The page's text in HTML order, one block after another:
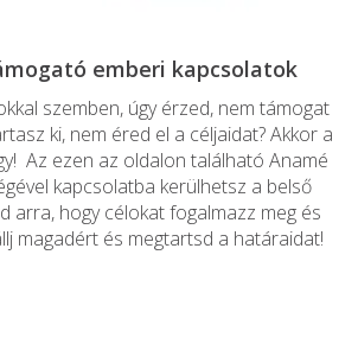
Célok és támogató emberi kapcsolatok
szemben, úgy érzed, nem támogat
ki, nem éred el a céljaidat? Akkor a
Az ezen az oldalon található Anamé
kapcsolatba kerülhetsz a belső
arra, hogy célokat fogalmazz meg és
magadért és megtartsd a határaidat!